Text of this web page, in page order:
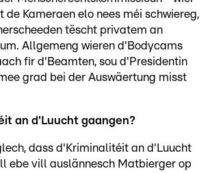
de Kameraen elo nees méi schwiereg,
tëscht privatem an
Allgemeng wieren d'Bodycams
fir d'Beamten, sou d'Presidentin
grad bei der Auswäertung misst
an d'Luucht gaangen?
dass d'Kriminalitéit an d'Luucht
ebe vill auslännesch Matbierger op